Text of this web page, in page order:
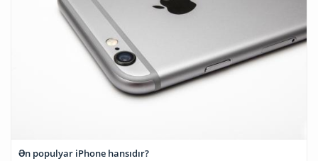
Ən populyar iPhone hansıdır?